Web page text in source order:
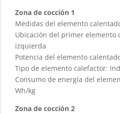
Zona de cocción 1
Medidas del elemento
Ubicación del primer elemento
izquierda
Potencia del elemento
Tipo de elemento calefactor:
Consumo de energía del
Wh/kg
Zona de cocción 2